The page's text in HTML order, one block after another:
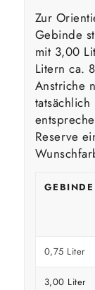
Zur
Gebinde
mit 3,00
Litern ca.
Anstriche
Reserve
GEBINDE
0,75 Liter
3,00 Liter